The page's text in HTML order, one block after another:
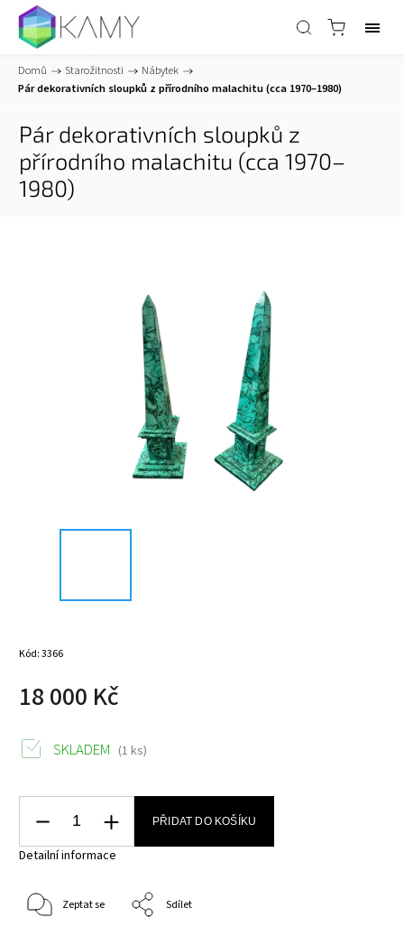
Domů / Starožitnosti / Nábytek /
Pár dekorativních sloupků z přírodního malachitu (cca 1970–1980)
Pár dekorativních sloupků z
přírodního malachitu (cca 1970–
1980)
Kód:3366
18 000 Kč
SKLADEM (1 ks)
PŘIDAT DO KOŠÍKU
Detailní informace
Zeptat se Sdílet